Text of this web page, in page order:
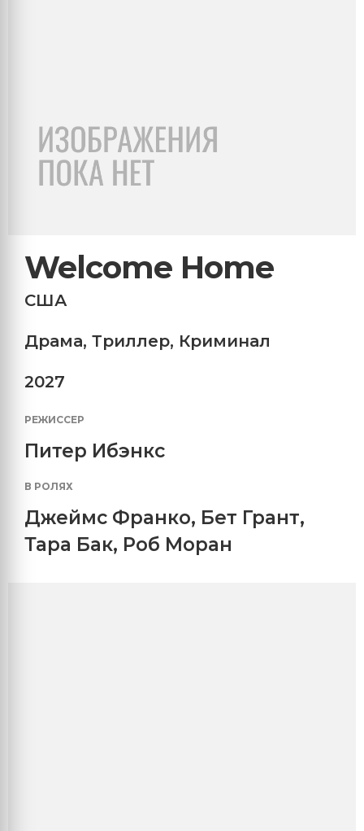
Welcome Home
США
Драма, Триллер, Криминал
2027
РЕЖИССЕР
Питер Ибэнкс
В РОЛЯХ
Джеймс Франко, Бет Грант,
Тара Бак, Роб Моран